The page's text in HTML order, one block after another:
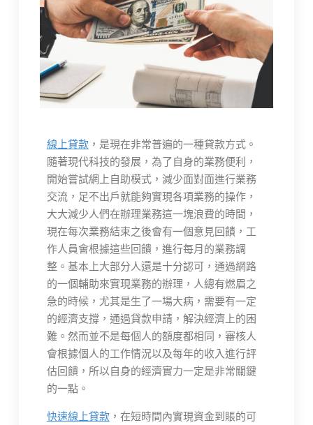
線上貸款，是現在非常普遍的一種貸款方式。
隨著現代科技的發展，為了自身的業務便利，
開始嘗試網上自助模式，減少面對面進行業務
交流，足不出戶就能夠實現各項業務的操作，
大大減少人們在辦理業務這一塊浪費的時間，
現在每次業務結束之後會有一個意見回饋，工
作人員會根據這些回饋，進行每月的業務調
整。基本上大部分人還是十分認可，通過網路
的一個輔助來實現業務的辦理，人總有燃眉之
急的時候，尤其是生了一場大病，需要有一定
的經濟支撐，通過貸款申請，解決經濟上的困
難。然而並不是每個人的額度都相同，審核人
會根據個人的工作情況以及每年的收入進行評
估回饋，所以自身的經濟實力一定是非常關鍵
的一點。
快速線上貸款，在短時間內實現資金到賬的可